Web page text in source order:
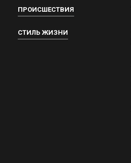
ПРОИСШЕСТВИЯ
СТИЛЬ ЖИЗНИ